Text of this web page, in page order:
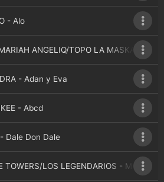
- Alo
ANGELIQ/TOPO LA MASKARA/
- Adan y Eva
- Abcd
Dale Don Dale
TOWERS/LOS LEGENDARIOS - Mi Niaa